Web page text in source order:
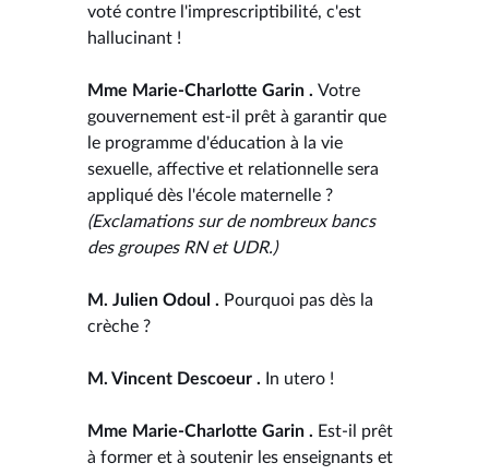
voté contre l'imprescriptibilité, c'est
hallucinant !
Mme Marie-Charlotte Garin . Votre
gouvernement est-il prêt à garantir que
le programme d'éducation à la vie
sexuelle, affective et relationnelle sera
appliqué dès l'école maternelle ?
(Exclamations sur de nombreux bancs
des groupes RN et UDR.)
M. Julien Odoul . Pourquoi pas dès la
crèche ?
M. Vincent Descoeur . In utero !
Mme Marie-Charlotte Garin . Est-il prêt
à former et à soutenir les enseignants et